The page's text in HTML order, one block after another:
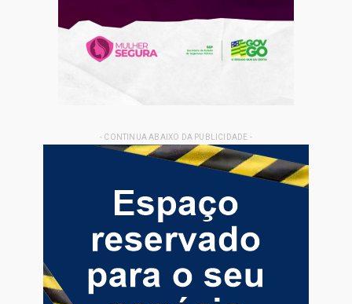
- CONTINUA ABAIXO DA PUBLICIDADE -